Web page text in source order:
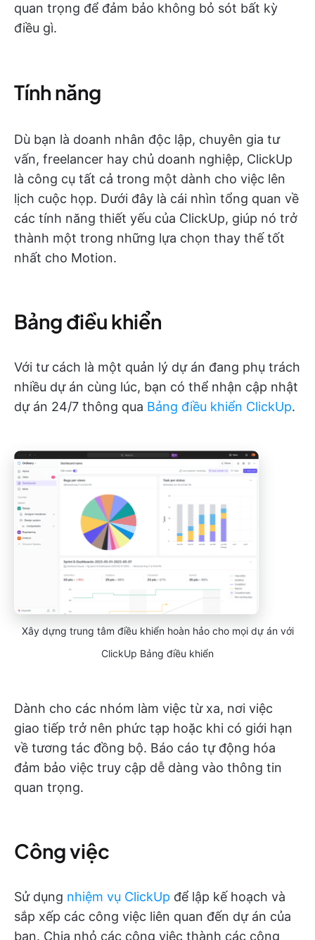
quan trọng để đảm bảo không bỏ sót bất kỳ
điều gì.
Tính năng
Dù bạn là doanh nhân độc lập, chuyên gia tư
vấn, freelancer hay chủ doanh nghiệp, ClickUp
là công cụ tất cả trong một dành cho việc lên
lịch cuộc họp. Dưới đây là cái nhìn tổng quan về
các tính năng thiết yếu của ClickUp, giúp nó trở
thành một trong những lựa chọn thay thế tốt
nhất cho Motion.
Bảng điều khiển
Với tư cách là một quản lý dự án đang phụ trách
nhiều dự án cùng lúc, bạn có thể nhận cập nhật
dự án 24/7 thông qua Bảng điều khiển ClickUp.
Xây dựng trung tâm điều khiển hoàn hảo cho mọi dự án với
ClickUp Bảng điều khiển
Dành cho các nhóm làm việc từ xa, nơi việc
giao tiếp trở nên phức tạp hoặc khi có giới hạn
về tương tác đồng bộ. Báo cáo tự động hóa
đảm bảo việc truy cập dễ dàng vào thông tin
quan trọng.
Công việc
Sử dụng nhiệm vụ ClickUp để lập kế hoạch và
sắp xếp các công việc liên quan đến dự án của
bạn. Chia nhỏ các công việc thành các công